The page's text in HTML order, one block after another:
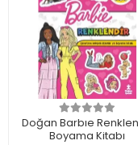
Doğan Barbıe
Boyama Kitabı